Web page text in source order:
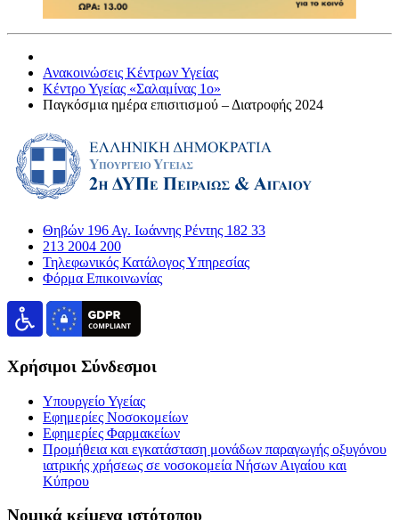
Ανακοινώσεις Κέντρων Υγείας
Κέντρο Υγείας «Σαλαμίνας 1ο»
Παγκόσμια ημέρα επισιτισμού – Διατροφής 2024
Θηβών 196 Αγ. Ιωάννης Ρέντης 182 33
213 2004 200
Τηλεφωνικός Κατάλογος Υπηρεσίας
Φόρμα Επικοινωνίας
Χρήσιμοι Σύνδεσμοι
Υπουργείο Υγείας
Εφημερίες Νοσοκομείων
Εφημερίες Φαρμακείων
Προμήθεια και εγκατάσταση μονάδων παραγωγής οξυγόνου
ιατρικής χρήσεως σε νοσοκομεία Νήσων Αιγαίου και
Κύπρου
Νομικά κείμενα ιστότοπου